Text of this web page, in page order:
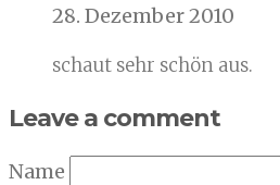
28. Dezember 2010
schaut sehr schön aus.
Leave a comment
Name